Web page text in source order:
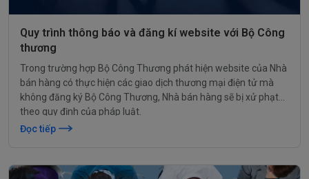
Quy trình thông báo và đăng kí website với Bộ Công
thương
Trong trường hợp Bộ Công Thương phát hiện website của Nhà
bán hàng có thực hiện các giao dịch thương mại điện tử mà
không đăng ký Bộ Công Thương, Nhà bán hàng sẽ bị xử phạt
theo quy định của pháp luật.
Đọc tiếp